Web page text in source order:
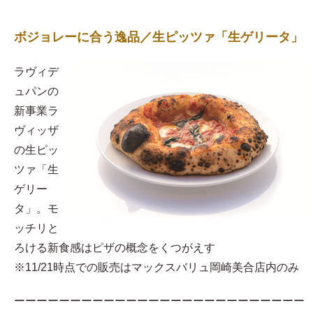
ボジョレーに合う逸品／生ピッツァ「生ゲリータ」
ラヴィデ
ュパンの
新事業ラ
ヴィッザ
の生ピッ
ツァ「生
ゲリー
タ」。モ
ッチリと
ろける新食感はピザの概念をくつがえす
※11/21時点での販売はマックスバリュ岡崎美合店内のみ
ーーーーーーーーーーーーーーーーーーーーーーーーーー